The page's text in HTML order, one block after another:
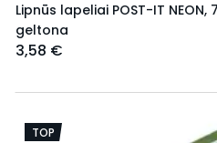
Lipnūs lapeliai POST-IT NEON,
geltona
3,58 €
TOP